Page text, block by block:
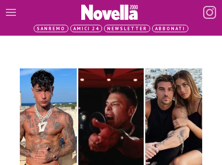
SANREMO AMICI 24 NEWSLETTER ABBONATI